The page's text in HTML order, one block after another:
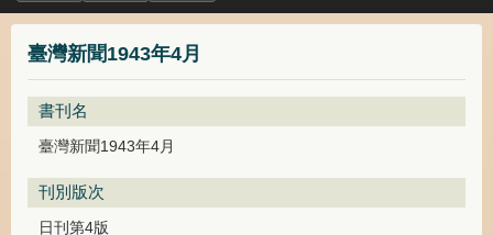
臺灣新聞1943年4月
書刊名
臺灣新聞1943年4月
刊別版次
日刊第4版